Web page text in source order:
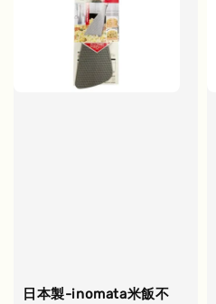
日本製-inomata米飯不